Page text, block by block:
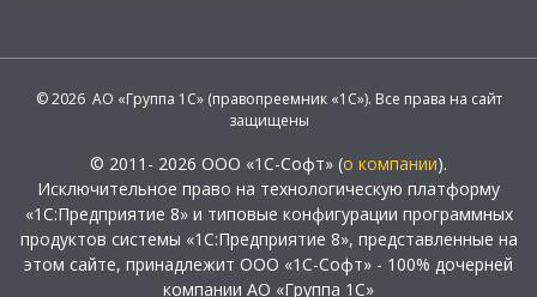
© 2026 АО «Группа 1С» (правопреемник «1С»). Все права на сайт
защищены
© 2011- 2026 ООО «1С-Софт» (о компании).
Исключительное право на технологическую платформу
«1С:Предприятие 8» и типовые конфигурации программных
продуктов системы «1С:Предприятие 8», представленные на
этом сайте, принадлежит ООО «1С-Софт» - 100% дочерней
компании АО «Группа 1С»